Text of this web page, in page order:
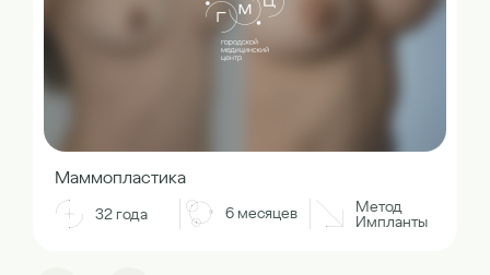
Маммопластика
32 года 6 месяцев Метод
Импланты